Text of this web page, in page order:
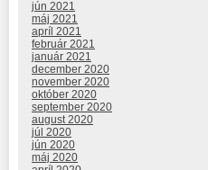
jún 2021
máj 2021
apríl 2021
február 2021
január 2021
december 2020
november 2020
október 2020
september 2020
august 2020
júl 2020
jún 2020
máj 2020